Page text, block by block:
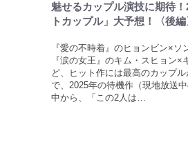
魅せるカップル演技に期待
トカップル」大予想！〈後編
『愛の不時着』のヒョンビン×ソ
『涙の女王』のキム・スヒョン×
ど、ヒット作には最高のカップル
で、2025年の待機作（現地放送
中から、「この2人は…